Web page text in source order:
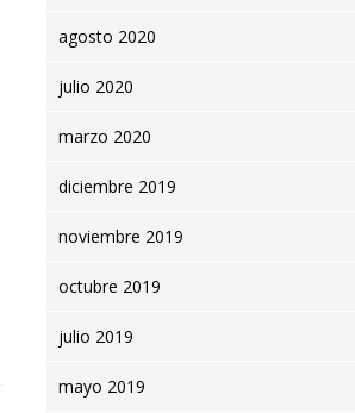
agosto 2020
julio 2020
marzo 2020
diciembre 2019
noviembre 2019
octubre 2019
julio 2019
mayo 2019